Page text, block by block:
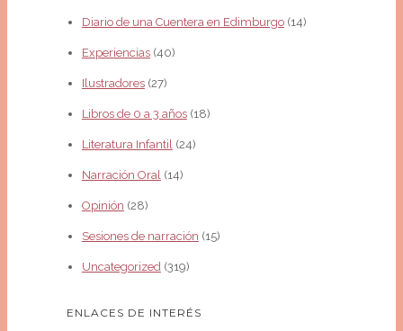
Diario de una Cuentera en Edimburgo(14)
Experiencias(40)
Ilustradores(27)
Libros de 0 a 3 años(18)
Literatura Infantil(24)
Narración Oral(14)
Opinión (28)
Sesiones de narración (15)
Uncategorized(319)
ENLACES DE INTERÉS